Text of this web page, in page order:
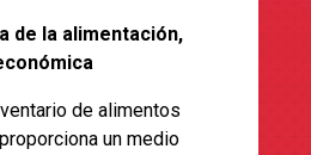
de la alimentación,
de alimentos
un medio